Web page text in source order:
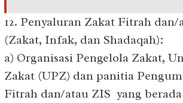
12. Penyaluran Zakat Fitrah dan/
(Zakat, Infak, dan Shadaqah):
a) Organisasi Pengelola Zakat,
Zakat (UPZ) dan panitia
Fitrah dan/atau ZIS yang